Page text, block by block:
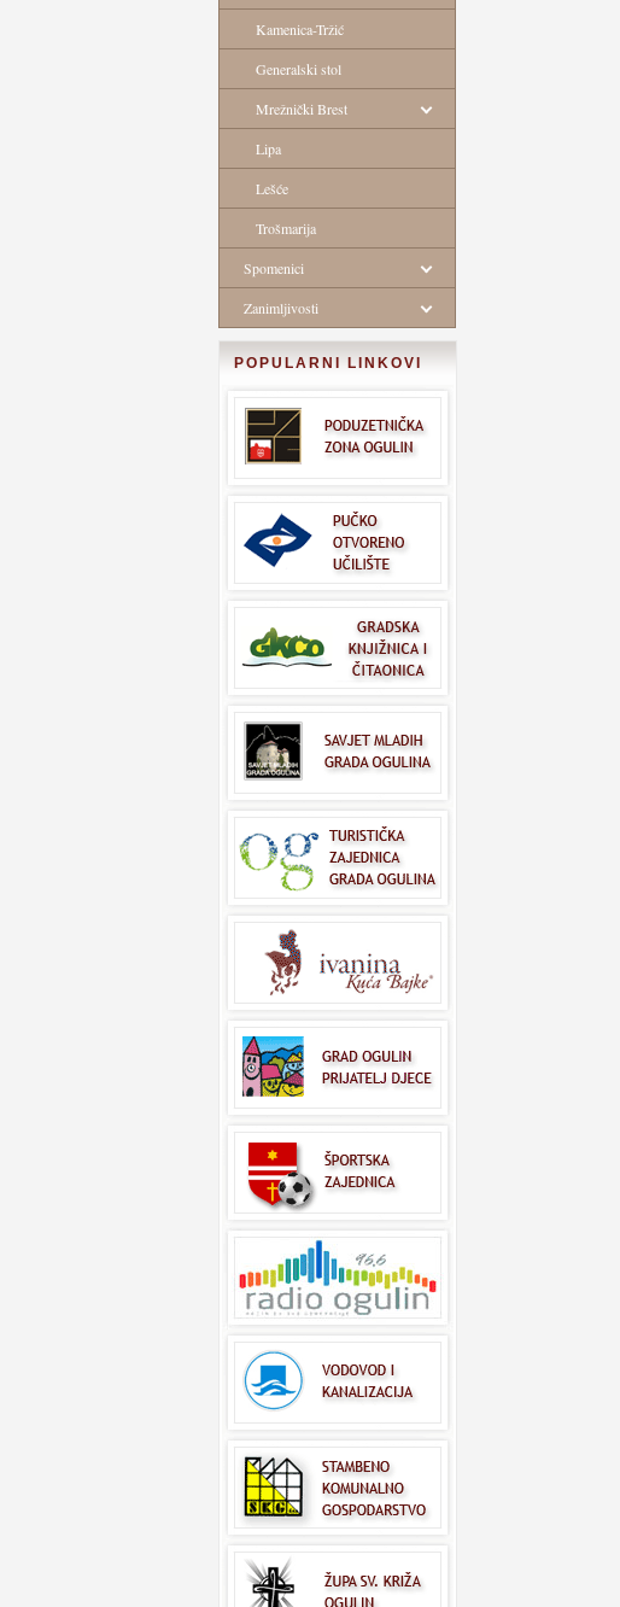
Kamenica-Tržić
Generalski stol
Mrežnički Brest
Lipa
Lešće
Trošmarija
Spomenici
Zanimljivosti
POPULARNI LINKOVI